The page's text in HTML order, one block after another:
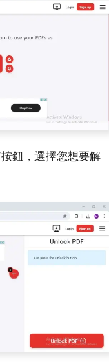
鈕，選擇您想要解